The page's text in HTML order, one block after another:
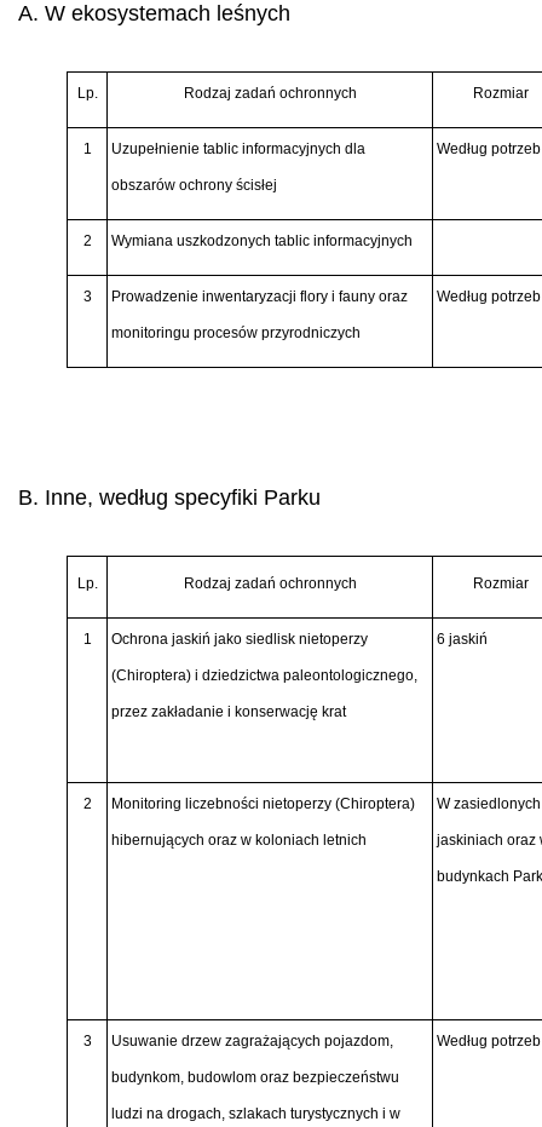
A. W ekosystemach leśnych
Lp. Rodzaj zadań ochronnych Rozmiar
1 Uzupełnienie tablic informacyjnych dla
obszarów ochrony ścisłej
Według potrzeb
2 Wymiana uszkodzonych tablic informacyjnych
3 Prowadzenie inwentaryzacji flory i fauny oraz
monitoringu procesów przyrodniczych
Według potrzeb
B. Inne, według specyfiki Parku
Lp. Rodzaj zadań ochronnych Rozmiar
1 Ochrona jaskiń jako siedlisk nietoperzy
(Chiroptera)i dziedzictwa paleontologicznego,
przez zakładanie i konserwację krat
6 jaskiń
2 Monitoring liczebności nietoperzy (Chiroptera)
hibernujących oraz w koloniach letnich
W zasiedlonych
jaskiniach oraz
budynkach
3 Usuwanie drzew zagrażających pojazdom,
budynkom, budowlom oraz bezpieczeństwu
ludzi na drogach, szlakach turystycznych i w
Według potrzeb